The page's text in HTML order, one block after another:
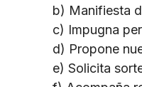
b) Manifiesta
c) Impugna
d) Propone
e) Solicita